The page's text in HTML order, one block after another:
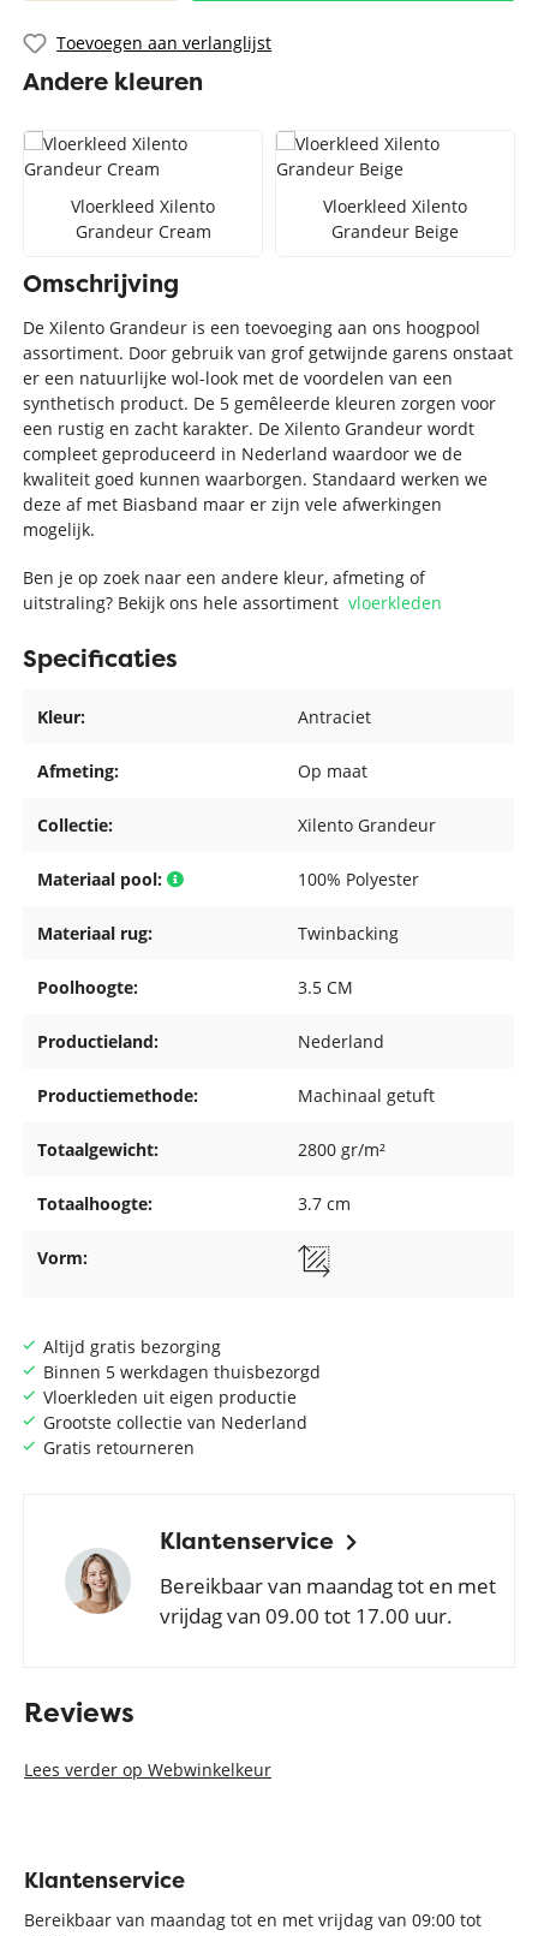
Toevoegen aan verlanglijst
Andere kleuren
Vloerkleed Xilento
Grandeur Cream
Vloerkleed Xilento
Grandeur Beige
Altijd gratis bezorging
Binnen 5 werkdagen thuisbezorgd
Vloerkleden uit eigen productie
Grootste collectie van Nederland
Gratis retourneren
Klantenservice
Bereikbaar van maandag tot en met
vrijdag van 09.00 tot 17.00 uur.
Omschrijving
De Xilento Grandeur is een toevoeging aan ons hoogpool
assortiment. Door gebruik van grof getwijnde garens onstaat
er een natuurlijke wol-look met de voordelen van een
synthetisch product. De 5 gemêleerde kleuren zorgen voor
een rustig en zacht karakter. De Xilento Grandeur wordt
compleet geproduceerd in Nederland waardoor we de
kwaliteit goed kunnen waarborgen. Standaard werken we
deze af met Biasband maar er zijn vele afwerkingen
mogelijk.
Ben je op zoek naar een andere kleur, afmeting of
uitstraling? Bekijk ons hele assortimentvloerkleden
Specificaties
Kleur: Antraciet
Afmeting: Op maat
Collectie: Xilento Grandeur
Materiaal pool: 100% Polyester
Materiaal rug: Twinbacking
Poolhoogte: 3.5 CM
Productieland: Nederland
Productiemethode: Machinaal getuft
Totaalgewicht: 2800 gr/m²
Totaalhoogte: 3.7 cm
Vorm:
Reviews
Lees verder op Webwinkelkeur
Klantenservice
Bereikbaar van maandag tot en met vrijdag van 09:00 tot